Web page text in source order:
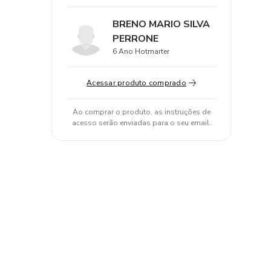
BRENO MARIO SILVA
PERRONE
6 Ano Hotmarter
Acessar produto comprado
Ao comprar o produto, as instruções de
acesso serão enviadas para o seu email.